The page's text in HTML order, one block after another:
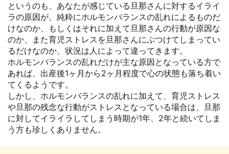
というのも、あなたが感じている旦那さんに対するイライ
ラの原因が、純粋にホルモンバランスの乱れによるものだ
けなのか、もしくはそれに加えて旦那さんの行動が原因な
のか、また育児ストレスを旦那さんにぶつけてしまってい
るだけなのか、状況は人によって違ってきます。
ホルモンバランスの乱れだけが主な原因となっている方で
あれば、出産後1ヶ月から2ヶ月程度で心の状態も落ち着い
てくるようです。
しかし、ホルモンバランスの乱れに加えて、育児ストレス
や旦那の残念な行動がストレスとなっている場合は、旦那
に対してイライラしてしまう時期が1年、2年と続いてしま
う方も珍しくありません。